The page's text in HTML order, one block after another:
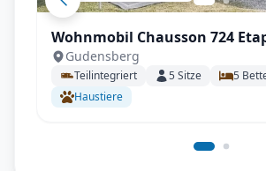
Wohnmobil Chausson 724
Klimaanlage, SAT & TV uvm.
Gudensberg
Teilintegriert 5Sitze 5
Haustiere